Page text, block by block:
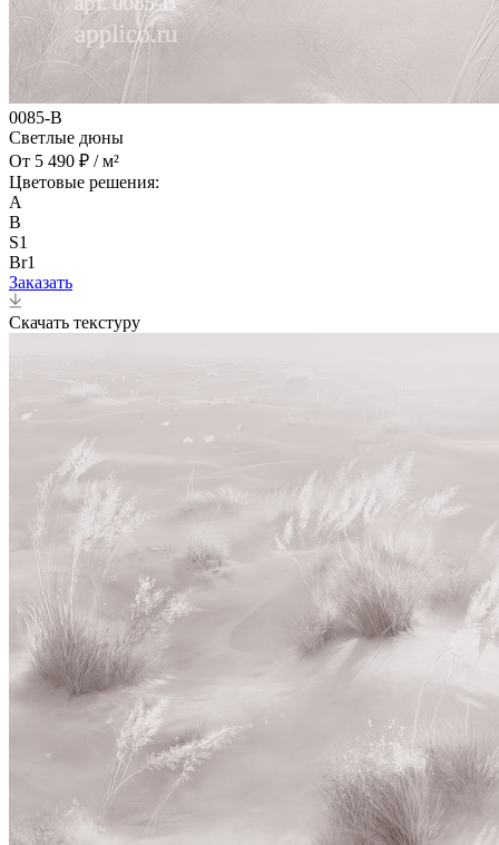
0085-B
Светлые дюны
От 5 490 ₽ / м²
Цветовые решения:
A
B
S1
Br1
Заказать
Скачать текстуру